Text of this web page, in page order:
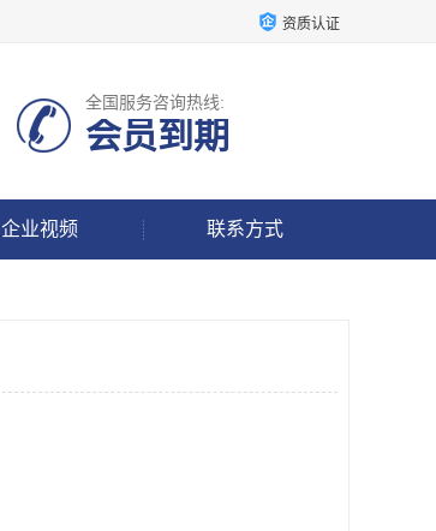
资质认证
全国服务咨询热线:
会员到期
企业视频 联系方式